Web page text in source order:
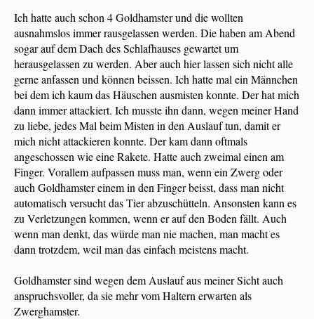
Ich hatte auch schon 4 Goldhamster und die wollten
ausnahmslos immer rausgelassen werden. Die haben am Abend
sogar auf dem Dach des Schlafhauses gewartet um
herausgelassen zu werden. Aber auch hier lassen sich nicht alle
gerne anfassen und können beissen. Ich hatte mal ein Männchen
bei dem ich kaum das Häuschen ausmisten konnte. Der hat mich
dann immer attackiert. Ich musste ihn dann, wegen meiner Hand
zu liebe, jedes Mal beim Misten in den Auslauf tun, damit er
mich nicht attackieren konnte. Der kam dann oftmals
angeschossen wie eine Rakete. Hatte auch zweimal einen am
Finger. Vorallem aufpassen muss man, wenn ein Zwerg oder
auch Goldhamster einem in den Finger beisst, dass man nicht
automatisch versucht das Tier abzuschütteln. Ansonsten kann es
zu Verletzungen kommen, wenn er auf den Boden fällt. Auch
wenn man denkt, das würde man nie machen, man macht es
dann trotzdem, weil man das einfach meistens macht.
Goldhamster sind wegen dem Auslauf aus meiner Sicht auch
anspruchsvoller, da sie mehr vom Haltern erwarten als
Zwerghamster.